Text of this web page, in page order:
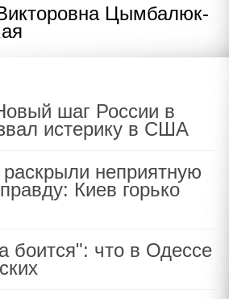
Цымбалюк-
шаг России в
истерику в США
неприятную
Киев горько
боится": что в Одессе